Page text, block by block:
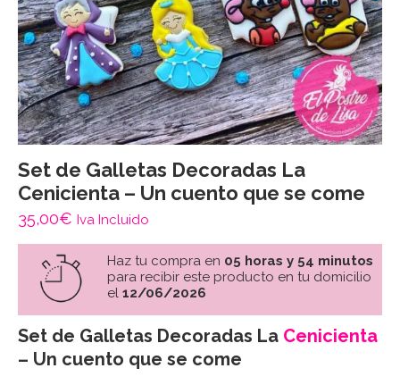
Set de Galletas Decoradas La
Cenicienta – Un cuento que se come
35,00€ Iva Incluido
Haz tu compra en 05 horas y 54 minutos
para recibir este producto en tu domicilio
el 12/06/2026
Set de Galletas Decoradas La Cenicienta
– Un cuento que se come